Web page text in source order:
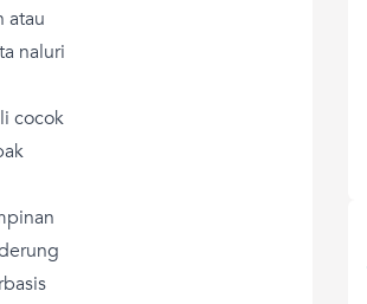
atau
naluri
cocok